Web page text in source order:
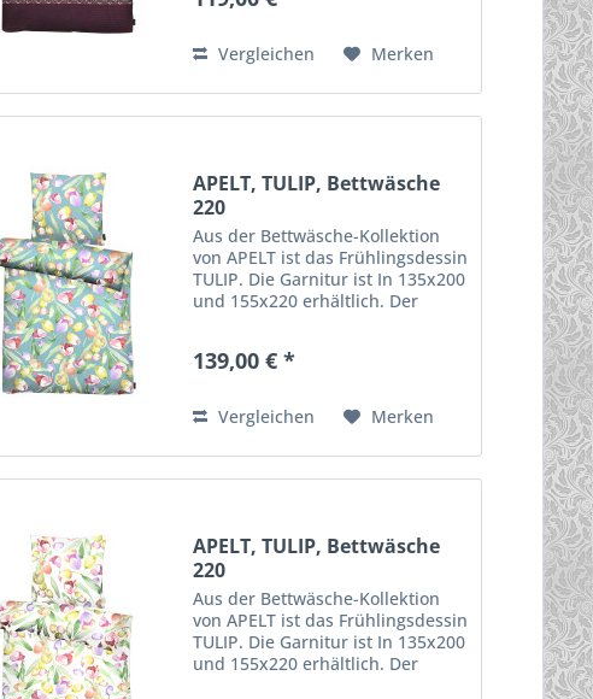
Vergleichen Merken
APELT, TULIP, Bettwäsche
220
Aus der Bettwäsche-Kollektion
von APELT ist das Frühlingsdessin
TULIP. Die Garnitur ist In 135x200
und 155x220 erhältlich. Der
umweltschonend hergestellt -
139,00 € *
Vergleichen Merken
APELT, TULIP, Bettwäsche
220
Aus der Bettwäsche-Kollektion
von APELT ist das Frühlingsdessin
TULIP. Die Garnitur ist In 135x200
und 155x220 erhältlich. Der